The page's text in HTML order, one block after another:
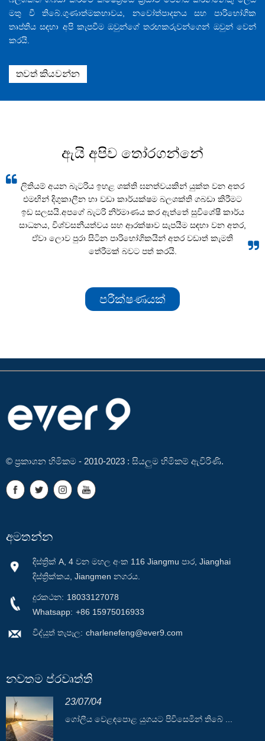
මතු වී තිබේ.ගුණාත්මකභාවය, නවෝත්පාදනය සහ පාරිභෝගික
තෘප්තිය සඳහා අපි කැපවීම ඔවුන්ගේ තරඟකරුවන්ගෙන් ඔවුන් වෙන්
කරයි.
තවත් කියවන්න
ඇයි අපිව තෝරගන්නේ
ලිතියම් අයන බැටරිය ඉහළ ශක්ති ඝනත්වයකින් යුක්ත වන අතර
එමඟින් දිගුකාලීන හා වඩා කාර්යක්ෂම බලශක්ති ගබඩා කිරීමට
ඉඩ සලසයි.අපගේ බැටරි නිර්මාණය කර ඇත්තේ සුවිශේෂී කාර්ය
සාධනය, විශ්වසනීයත්වය සහ ආරක්ෂාව සැපයීම සඳහා වන අතර,
ඒවා ලොව පුරා සිටින පාරිභෝගිකයින් අතර වඩාත් කැමති
තේරීමක් බවට පත් කරයි.
පරීක්ෂණයක්
© ප්‍රකාශන හිමිකම - 2010-2023 : සියලුම හිමිකම් ඇවිරිණි.
අමතන්න
දිස්ත්‍රික් A, 4 වන මහල අංක 116 Jiangmu පාර, Jianghai
දිස්ත්‍රික්කය, Jiangmen නගරය.
දුරකථන: 18033127078
Whatsapp: +86 15975016933
විද්යුත් තැපෑල: charlenefeng@ever9.com
නවතම ප්රවෘත්ති
23/07/04
ගෝලීය වෙළඳපොළ යුගයට පිවිසෙමින් තිබේ ...